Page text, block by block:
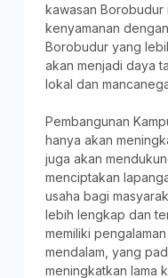
kawasan Borobudur
kenyamanan
Borobudur yang
akan menjadi daya
lokal dan
Pembangunan
hanya akan
juga akan
menciptakan
usaha bagi
lebih lengkap dan
memiliki
mendalam, yang
meningkatkan lama